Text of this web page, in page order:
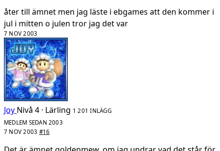
åter till ämnet men jag läste i ebgames att den kommer i
jul i mitten o julen tror jag det var
7 NOV 2003
Joy Nivå 4 · Lärling 1 201 INLÄGG
MEDLEM SEDAN 2003
7 NOV 2003 #16